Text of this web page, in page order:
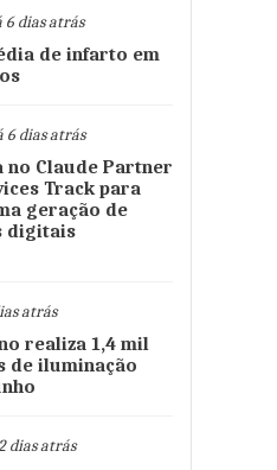
6 dias atrás
de infarto em
6 dias atrás
no Claude Partner
Track para
geração de
digitais
atrás
realiza 1,4 mil
de iluminação
dias atrás